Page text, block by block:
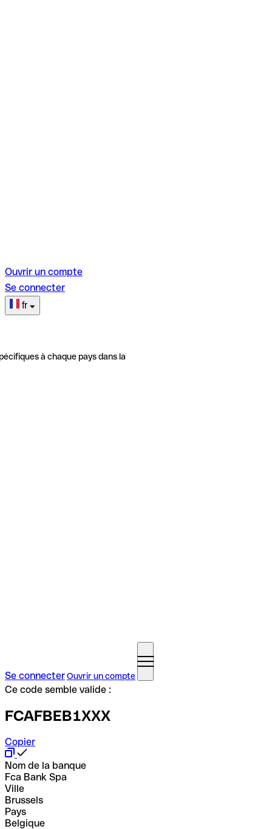
Ouvrir un compte
Se connecter
fr
à chaque pays dans la
Se connecterOuvrir un compte
Ce code semble valide :
FCAFBEB1XXX
Copier
Nom de la banque
Fca Bank Spa
Ville
Brussels
Pays
Belgique